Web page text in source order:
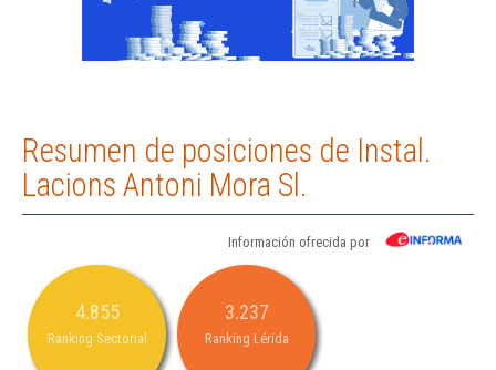
Resumen de posiciones de Instal.
Lacions Antoni Mora Sl.
Información ofrecida por
4.855
Ranking Sectorial
3.237
Ranking Lérida